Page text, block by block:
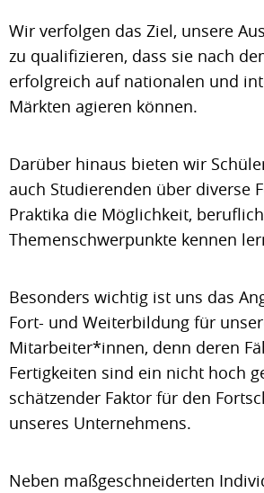
Wir verfolgen das Ziel, unsere
zu qualifizieren, dass sie nach
erfolgreich auf nationalen und
Märkten agieren können.
Darüber hinaus bieten wir
auch Studierenden über diverse
Praktika die Möglichkeit,
Themenschwerpunkte kennen
Besonders wichtig ist uns das
Fort- und Weiterbildung für
Mitarbeiter*innen, denn deren
Fertigkeiten sind ein nicht hoch
schätzender Faktor für den
unseres Unternehmens.
Neben maßgeschneiderten